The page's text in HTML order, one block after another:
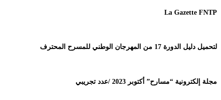
La Gazette FNTP
لتحميل دليل الدورة 17 من المهرجان الوطني للمسرح المحترف
مجلة إلكترونية “مسارح” أكتوبر 2023 /عدد تجريبي